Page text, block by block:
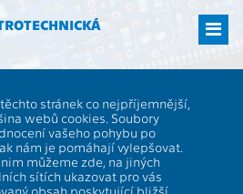
stránek co nejpříjemnější,
webů cookies. Soubory
vašeho pohybu po
nám je pomáhají vylepšovat.
můžeme zde, na jiných
sítích ukazovat pro vás
obsah poskytující bližší
AD1B17EMP
pole
Rozsah výuky:
Jazyk výuky:
CS